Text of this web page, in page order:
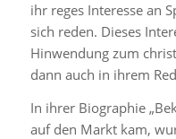
ihr reges Interesse an
sich reden. Dieses
Hinwendung zum
dann auch in ihrem
In ihrer Biographie
auf den Markt kam,